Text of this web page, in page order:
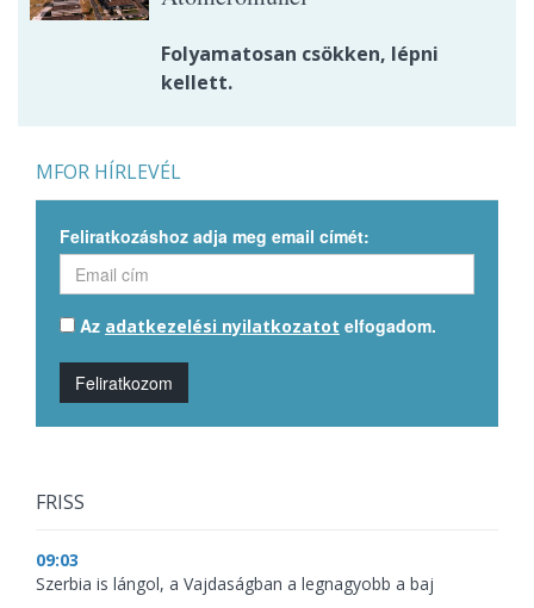
Folyamatosan csökken, lépni
kellett.
MFOR HÍRLEVÉL
Feliratkozáshoz adja meg email címét:
Az adatkezelési nyilatkozatot elfogadom.
Feliratkozom
FRISS
09:03
Szerbia is lángol, a Vajdaságban a legnagyobb a baj